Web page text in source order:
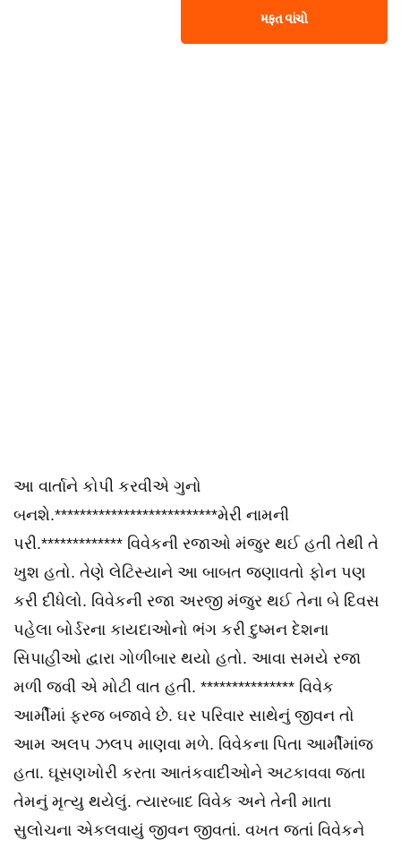
મફત વાંચો
આ વાર્તાને કોપી કરવીએ ગુનો
બનશે.**************************મેરી નામની
પરી.************* વિવેકની રજાઓ મંજુર થઈ હતી તેથી તે
ખુશ હતો. તેણે લેટિસ્યાને આ બાબત જણાવતો ફોન પણ
કરી દીધેલો. વિવેકની રજા અરજી મંજુર થઈ તેના બે દિવસ
પહેલા બોર્ડરના કાયદાઓનો ભંગ કરી દુષ્મન દેશના
સિપાહીઓ દ્વારા ગોળીબાર થયો હતો. આવા સમયે રજા
મળી જવી એ મોટી વાત હતી. *************** વિવેક
આર્મીમાં ફરજ બજાવે છે. ઘર પરિવાર સાથેનું જીવન તો
આમ અલપ ઝલપ માણવા મળે. વિવેકના પિતા આર્મીમાંજ
હતા. ઘૂસણખોરી કરતા આતંકવાદીઓને અટકાવવા જતા
તેમનું મૃત્યુ થયેલું. ત્યારબાદ વિવેક અને તેની માતા
સુલોચના એકલવાયું જીવન જીવતાં. વખત જતાં વિવેકને